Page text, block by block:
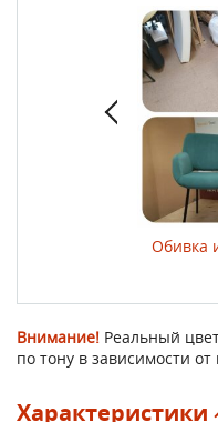
Обивка
Внимание! Реальный
по тону в зависимости
Характеристики